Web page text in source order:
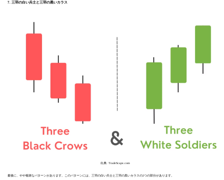
7. 三羽の白い兵士と三羽の黒いカラス
出典: TradeScape.com
最後に、やや複雑なパターンがあります。このパターンには、三羽の白い兵士と三羽の黒いカラスの2つの部分があります。